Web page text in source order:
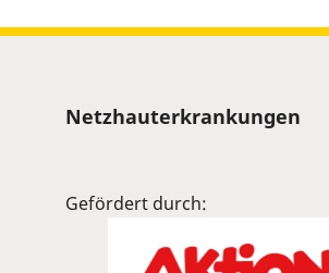
Sitemap
Netzhauterkrankungen
Gefördert durch: